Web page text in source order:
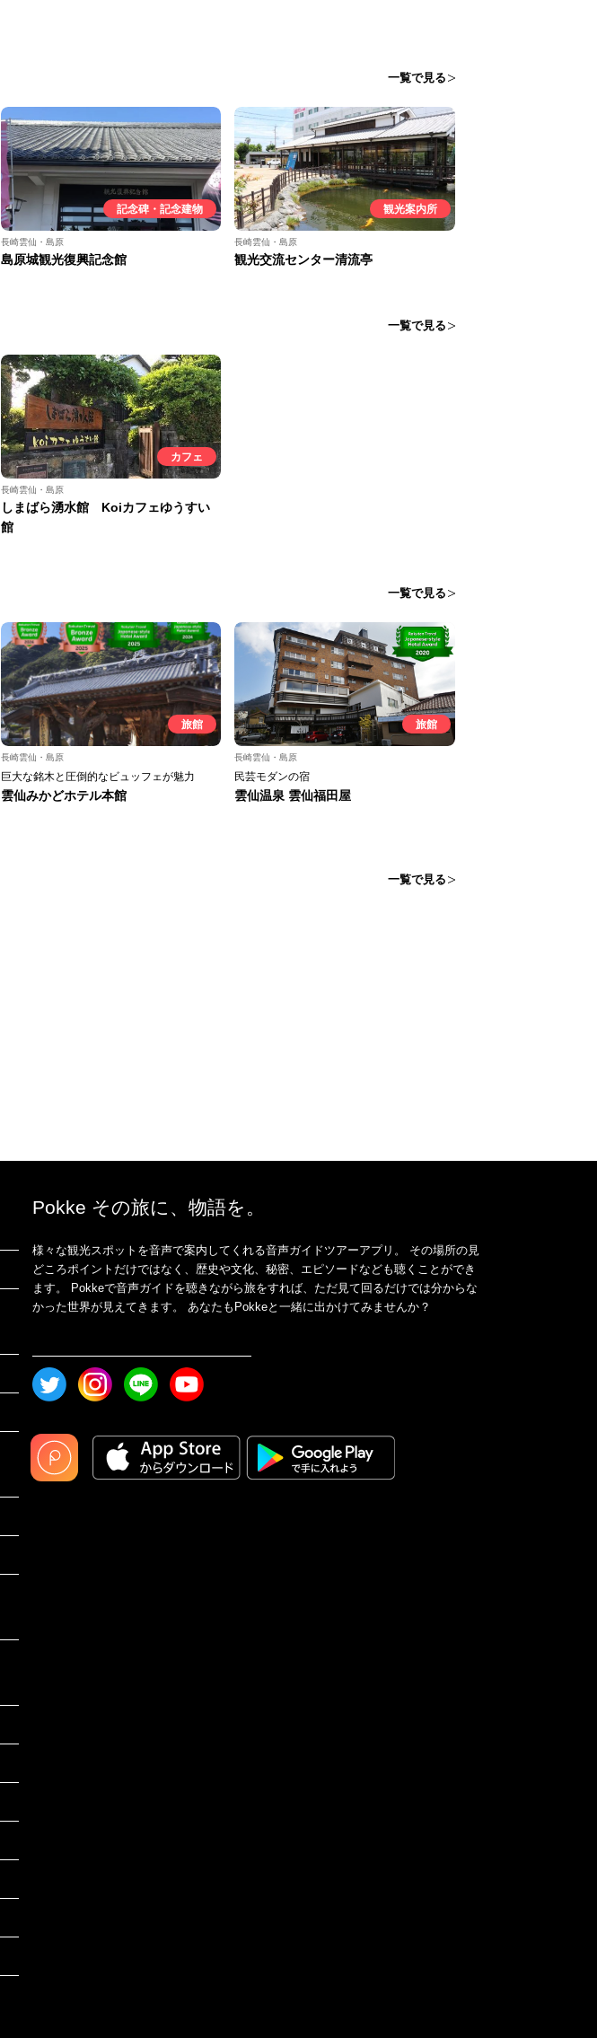
一覧で見る
記念碑・記念建物
長崎雲仙・島原
島原城観光復興記念館
観光案内所
長崎雲仙・島原
観光交流センター清流亭
一覧で見る
カフェ
長崎雲仙・島原
しまばら湧水館 Koiカフェゆうすい
館
一覧で見る
旅館
長崎雲仙・島原
巨大な銘木と圧倒的なビュッフェが魅力
雲仙みかどホテル本館
旅館
長崎雲仙・島原
民芸モダンの宿
雲仙温泉 雲仙福田屋
一覧で見る
Pokke その旅に、物語を。
様々な観光スポットを音声で案内してくれる音声ガイドツアーアプリ。 その場所の見
どころポイントだけではなく、歴史や文化、秘密、エピソードなども聴くことができ
ます。 Pokkeで音声ガイドを聴きながら旅をすれば、ただ見て回るだけでは分からな
かった世界が見えてきます。 あなたもPokkeと一緒に出かけてみませんか？